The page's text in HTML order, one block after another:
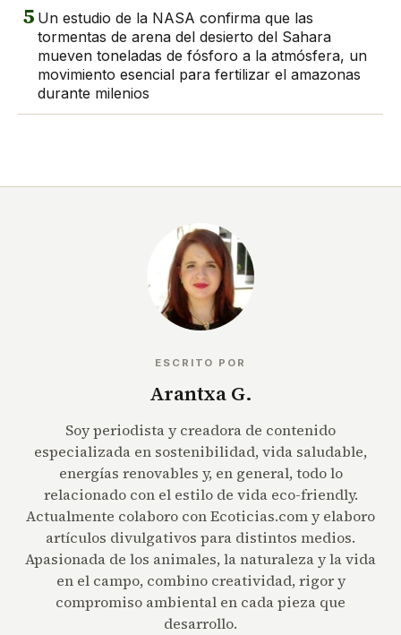
5 Un estudio de la NASA confirma que las
tormentas de arena del desierto del Sahara
mueven toneladas de fósforo a la atmósfera, un
movimiento esencial para fertilizar el amazonas
durante milenios
ESCRITO POR
Arantxa G.
Soy periodista y creadora de contenido
especializada en sostenibilidad, vida saludable,
energías renovables y, en general, todo lo
relacionado con el estilo de vida eco-friendly.
Actualmente colaboro con Ecoticias.com y elaboro
artículos divulgativos para distintos medios.
Apasionada de los animales, la naturaleza y la vida
en el campo, combino creatividad, rigor y
compromiso ambiental en cada pieza que
desarrollo.